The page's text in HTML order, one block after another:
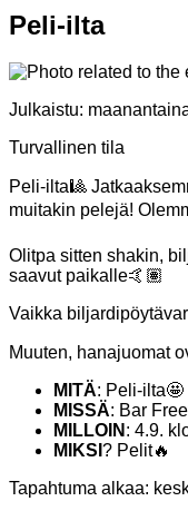
Peli-ilta
Julkaistu:
Turvallinen tila
Peli-ilta🎱
muitakin pelejä!
Olitpa sitten shakin,
saavut paikalle🤙🏽
Vaikka
Muuten, hanajuomat
MITÄ: Peli-ilta🤩
MISSÄ: Bar
MILLOIN : 4.9.
MIKSI ? Pelit🔥
Tapahtuma alkaa: